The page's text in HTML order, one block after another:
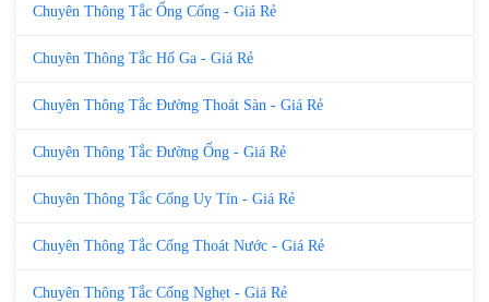
Chuyên Thông Tắc Ống Cống - Giá Rẻ
Chuyên Thông Tắc Hố Ga - Giá Rẻ
Chuyên Thông Tắc Đường Thoát Sàn - Giá Rẻ
Chuyên Thông Tắc Đường Ống - Giá Rẻ
Chuyên Thông Tắc Cống Uy Tín - Giá Rẻ
Chuyên Thông Tắc Cống Thoát Nước - Giá Rẻ
Chuyên Thông Tắc Cống Nghẹt - Giá Rẻ